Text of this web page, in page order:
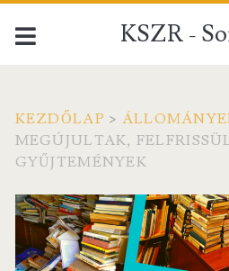
KSZR -
KEZDŐLAP >
MEGÚJULTAK,
GYŰJTEMÉNYEK